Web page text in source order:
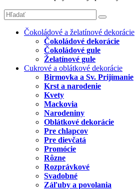
Čokoládové a želatínové dekorácie
Čokoládové dekorácie
Čokoládové gule
Želatínové gule
Cukrové a oblátkové dekorácie
Birmovka a Sv. Prijímanie
Krst a narodenie
Kvety
Mackovia
Narodeniny
Oblátkové dekorácie
Pre chlapcov
Pre dievčatá
Promócie
Rôzne
Rozprávkové
Svadobné
Záľuby a povolania